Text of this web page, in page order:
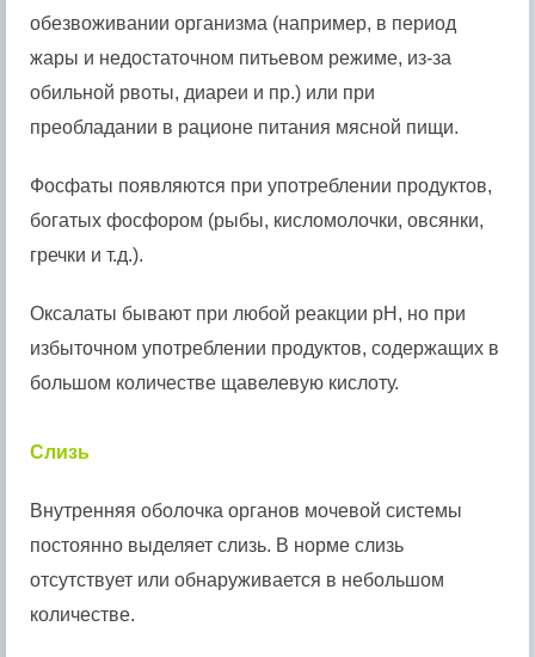
обезвоживании организма (например, в период
жары и недостаточном питьевом режиме, из-за
обильной рвоты, диареи и пр.) или при
преобладании в рационе питания мясной пищи.
Фосфаты появляются при употреблении продуктов,
богатых фосфором (рыбы, кисломолочки, овсянки,
гречки и т.д.).
Оксалаты бывают при любой реакции pH, но при
избыточном употреблении продуктов, содержащих в
большом количестве щавелевую кислоту.
Слизь
Внутренняя оболочка органов мочевой системы
постоянно выделяет слизь. В норме слизь
отсутствует или обнаруживается в небольшом
количестве.